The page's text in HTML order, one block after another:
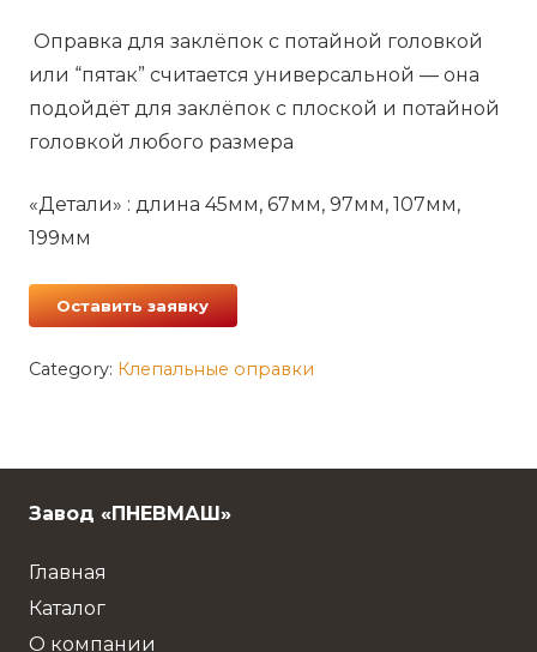
Оправка для заклёпок с потайной головкой
или “пятак” считается универсальной — она
подойдёт для заклёпок с плоской и потайной
головкой любого размера
«Детали» : длина 45мм, 67мм, 97мм, 107мм,
199мм
Оставить заявку
Category: Клепальные оправки
Завод «ПНЕВМАШ»
Главная
Каталог
О компании